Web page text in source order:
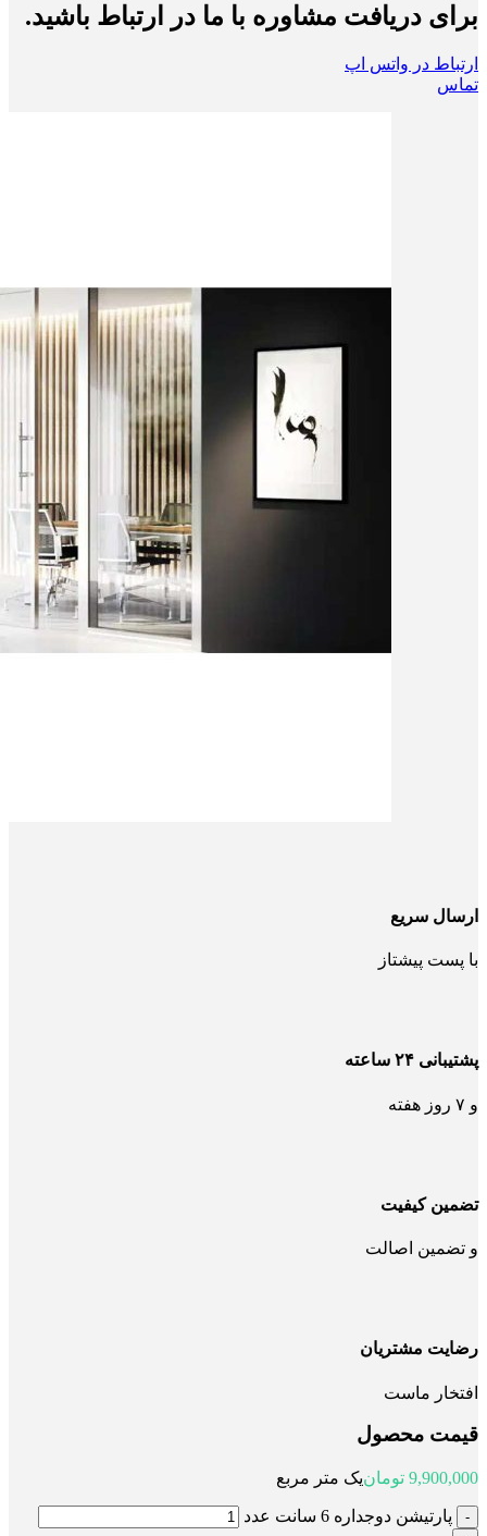
برای دریافت مشاوره با ما در ارتباط باشید.
ارتباط در واتس اپ
تماس
ارسال سریع
با پست پیشتاز
پشتیبانی ۲۴ ساعته
و ۷ روز هفته
تضمین کیفیت
و تضمین اصالت
رضایت مشتریان
افتخار ماست
قیمت محصول
9,900,000 تومانیک متر مربع
پارتیشن دوجداره 6 سانت عدد